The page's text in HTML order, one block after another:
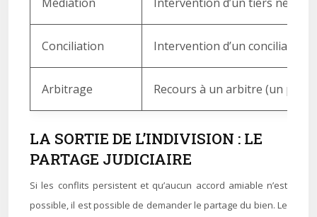
Conciliation Intervention d’un conciliateur
Arbitrage Recours à un arbitre (un
LA SORTIE DE L’INDIVISION : LE
PARTAGE JUDICIAIRE
Si les conflits persistent et qu’aucun accord amiable n’est
possible, il est possible de demander le partage du bien. Le